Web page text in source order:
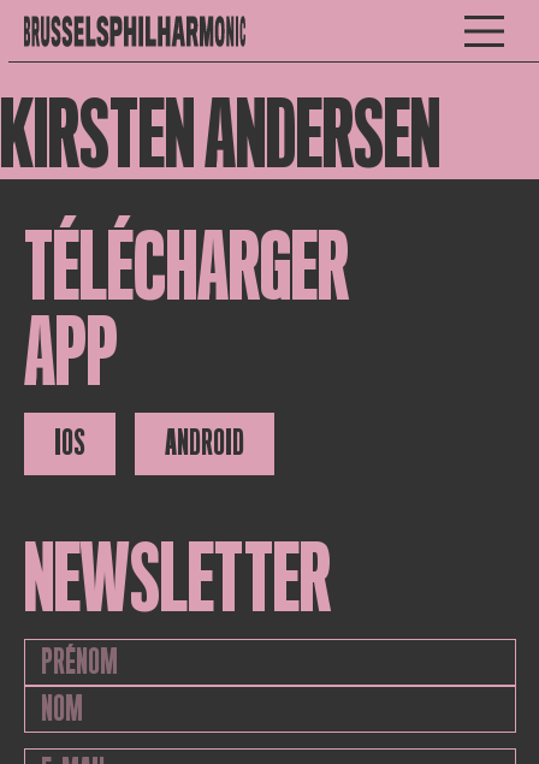
KIRSTEN ANDERSEN
TÉLÉCHARGER
APP
IOS ANDROID
NEWSLETTER